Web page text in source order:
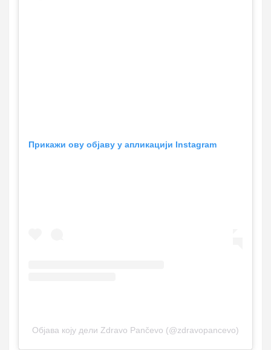
Прикажи ову објаву у апликацији Instagram
Објава коју дели Zdravo Pančevo (@zdravopancevo)